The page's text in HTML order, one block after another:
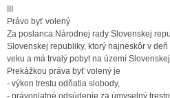
Právo byť volený
Za poslanca Národnej rady Slovenskej
Slovenskej republiky, ktorý najneskôr v
veku a má trvalý pobyt na území
Prekážkou práva byť volený je
- výkon trestu odňatia slobody,
- právoplatné odsúdenie za úmyselný